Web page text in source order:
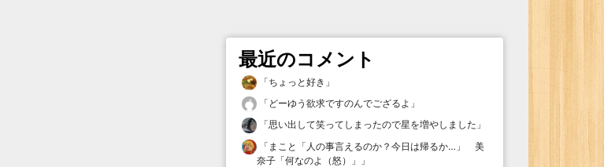
最近のコメント
「ちょっと好き 」
「 どーゆう欲求ですのんでござるよ 」
「思い出して笑ってしまったので星を増やしました 」
「 まこと「人の事言えるのか？今日は帰るか…」 美
奈子「何なのよ（怒）」
」